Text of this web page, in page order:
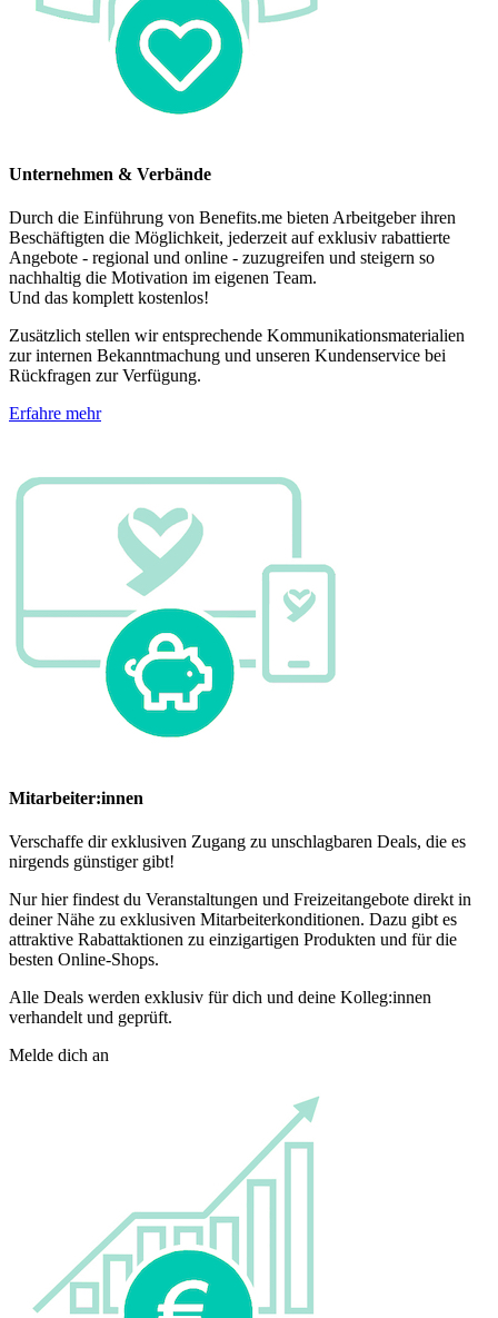
Unternehmen & Verbände
Durch die Einführung von Benefits.me bieten Arbeitgeber ihren
Beschäftigten die Möglichkeit, jederzeit auf exklusiv rabattierte
Angebote - regional und online - zuzugreifen und steigern so
nachhaltig die Motivation im eigenen Team.
Und das komplett kostenlos!
Zusätzlich stellen wir entsprechende Kommunikationsmaterialien
zur internen Bekanntmachung und unseren Kundenservice bei
Rückfragen zur Verfügung.
Erfahre mehr
Mitarbeiter:innen
Verschaffe dir exklusiven Zugang zu unschlagbaren Deals, die es
nirgends günstiger gibt!
Nur hier findest du Veranstaltungen und Freizeitangebote direkt in
deiner Nähe zu exklusiven Mitarbeiterkonditionen. Dazu gibt es
attraktive Rabattaktionen zu einzigartigen Produkten und für die
besten Online-Shops.
Alle Deals werden exklusiv für dich und deine Kolleg:innen
verhandelt und geprüft.
Melde dich an